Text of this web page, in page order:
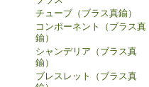
チューブ（ブラス真鍮）
コンポーネント（ブラス真
鍮）
シャンデリア（ブラス真
鍮）
ブレスレット（ブラス真